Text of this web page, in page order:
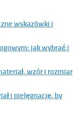
wskazówki i
jak wybrać i
wzór i rozmiar
i pielęgnację, by